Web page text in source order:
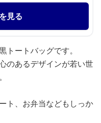
見る
トートバッグです。
のあるデザインが若い世
ト、お弁当などもしっか